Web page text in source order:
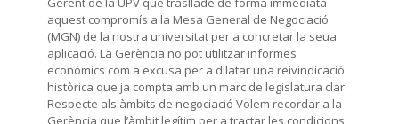
aquest compromís a la Mesa General de Negociació
(MGN) de la nostra universitat per a concretar la seua
aplicació. La Gerència no pot utilitzar informes
econòmics com a excusa per a dilatar una reivindicació
històrica que ja compta amb un marc de legislatura clar.
Respecte als àmbits de negociació Volem recordar a la
Gerència que l’àmbit legítim per a tractar les condicions